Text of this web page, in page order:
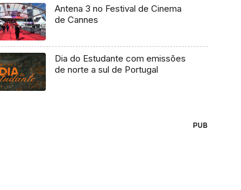
Antena 3 no Festival de Cinema
de Cannes
Dia do Estudante com emissões
de norte a sul de Portugal
PUB